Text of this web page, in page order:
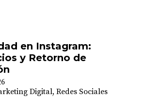
en Instagram:
y Retorno de
Digital, Redes Sociales